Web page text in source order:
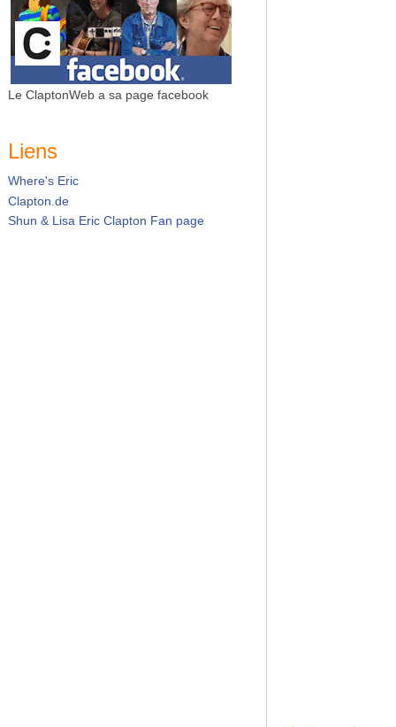
Le ClaptonWeb a sa page facebook
Liens
Where's Eric
Clapton.de
Shun & Lisa Eric Clapton Fan page